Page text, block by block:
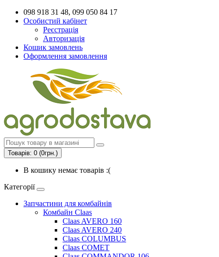
098 918 31 48, 099 050 84 17
Особистий кабінет
Реєстрація
Авторизація
Кошик замовлень
Оформлення замовлення
Товарів: 0 (0грн.)
В кошику немає товарів :(
Категорії
Запчастини для комбайнів
Комбайн Claas
Claas AVERO 160
Claas AVERO 240
Claas COLUMBUS
Claas COMET